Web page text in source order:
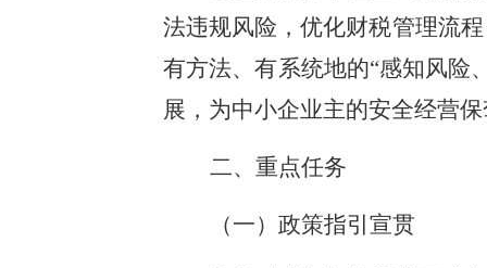
法违规风险，优化财税管理流
有方法、有系统地的“感知风险
展，为中小企业主的安全经营
二、重点任务
（一）政策指引宣贯